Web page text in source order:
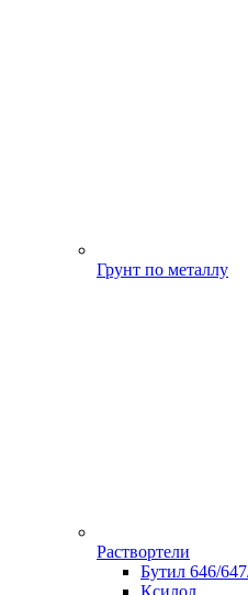
Грунт по металлу
Раствортели
Бутил 646/
Ксилол